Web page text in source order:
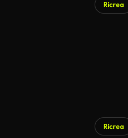
Ricrea
Ricrea